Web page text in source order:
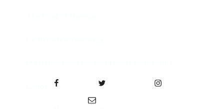
Correo electrónico